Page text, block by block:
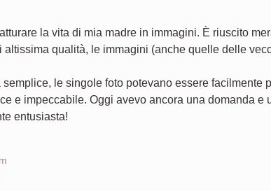
la vita di mia madre in immagini. È riuscito
altissima qualità, le immagini (anche quelle delle
le singole foto potevano essere
e impeccabile. Oggi avevo ancora una domanda
entusiasta!